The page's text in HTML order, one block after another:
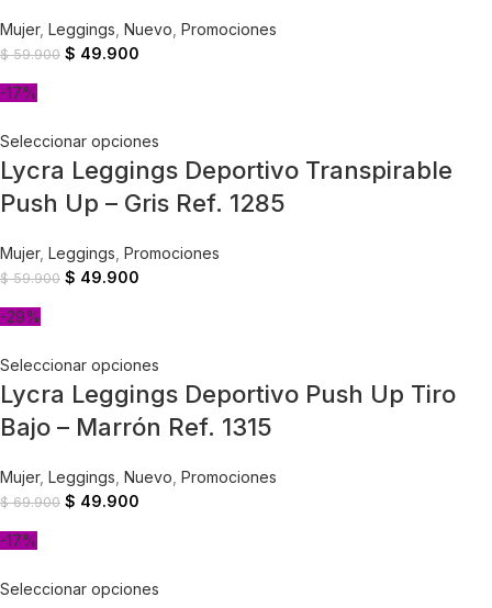
Mujer, Leggings Nuevo Promociones
$59.900 $ 49.900
-17%
Seleccionar opciones
Lycra Leggings Deportivo Transpirable
Push Up – Gris Ref. 1285
Mujer, Leggings Promociones
$59.900 $ 49.900
-29%
Seleccionar opciones
Lycra Leggings Deportivo Push Up Tiro
Bajo – Marrón Ref. 1315
Mujer, Leggings Nuevo Promociones
$69.900 $ 49.900
-17%
Seleccionar opciones